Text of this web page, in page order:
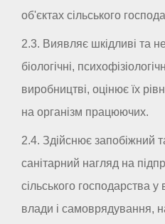
об'єктах сільського
2.3. Виявляє шкідливі та
біологічні,
виробництві, оцінює їх
на організм працюючих.
2.4. Здійснює запобіжний
санітарний нагляд на
сільського господарства у
влади і самоврядування,